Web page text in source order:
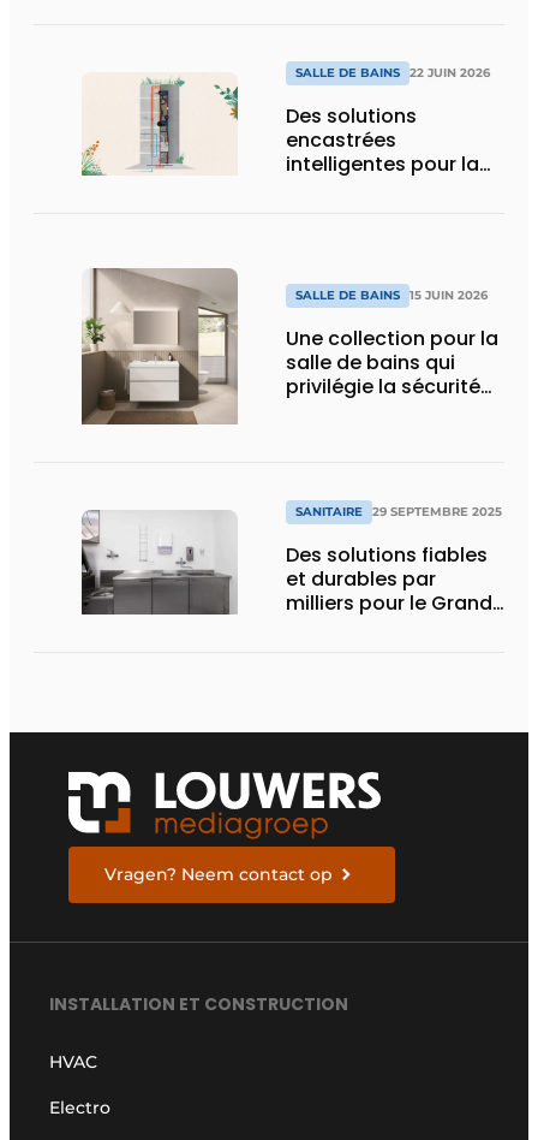
SALLE DE BAINS 22 JUIN 2026
Des solutions
encastrées
intelligentes pour la
SALLE DE BAINS 15 JUIN 2026
Une collection pour la
salle de bains qui
privilégie la sécurité
SANITAIRE 29 SEPTEMBRE 2025
Des solutions fiables
et durables par
milliers pour le Grand
Vragen? Neem contact op
INSTALLATION ET CONSTRUCTION
HVAC
Electro